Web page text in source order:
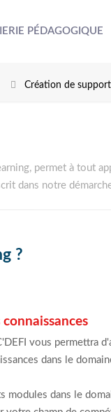
PÉDAGOGIQUE
Création de
permet à tout
dans notre
?
vous permettra
dans le
modules dans le